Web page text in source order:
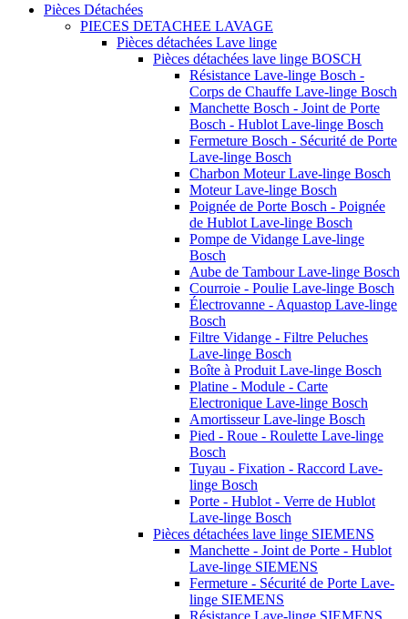
Pièces Détachées
PIECES DETACHEE LAVAGE
Pièces détachées Lave linge
Pièces détachées lave linge BOSCH
Résistance Lave-linge Bosch -
Corps de Chauffe Lave-linge Bosch
Manchette Bosch - Joint de Porte
Bosch - Hublot Lave-linge Bosch
Fermeture Bosch - Sécurité de Porte
Lave-linge Bosch
Charbon Moteur Lave-linge Bosch
Moteur Lave-linge Bosch
Poignée de Porte Bosch - Poignée
de Hublot Lave-linge Bosch
Pompe de Vidange Lave-linge
Bosch
Aube de Tambour Lave-linge Bosch
Courroie - Poulie Lave-linge Bosch
Électrovanne - Aquastop Lave-linge
Bosch
Filtre Vidange - Filtre Peluches
Lave-linge Bosch
Boîte à Produit Lave-linge Bosch
Platine - Module - Carte
Electronique Lave-linge Bosch
Amortisseur Lave-linge Bosch
Pied - Roue - Roulette Lave-linge
Bosch
Tuyau - Fixation - Raccord Lave-
linge Bosch
Porte - Hublot - Verre de Hublot
Lave-linge Bosch
Pièces détachées lave linge SIEMENS
Manchette - Joint de Porte - Hublot
Lave-linge SIEMENS
Fermeture - Sécurité de Porte Lave-
linge SIEMENS
Résistance Lave-linge SIEMENS